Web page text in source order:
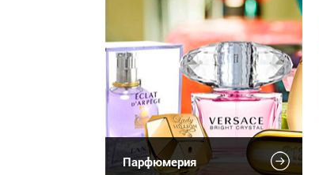
Парфюмерия